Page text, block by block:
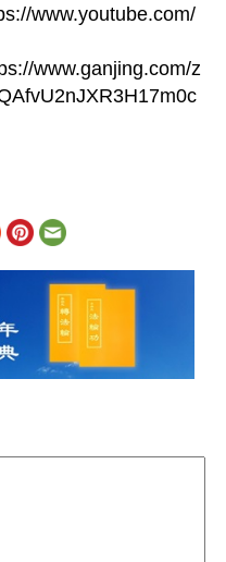
www.youtube.com/
www.ganjing.com/z